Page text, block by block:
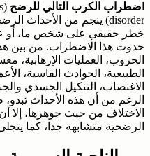
ضطراب الكرب التالي للرضح
خطر حقيقي على شخص ما، أو
حدوث هذا الاضطراب. من بين
الحروب، العمليات الإرهابية،
الطبيعية، الحوادث القاسية،
الاغتصاب، التنكيل الجسدي
الرغم من أن هذه الأحداث تبدو،
الاختلاف من حيث جوهرها، إلا
الرضحية متشابهة جدا، كما